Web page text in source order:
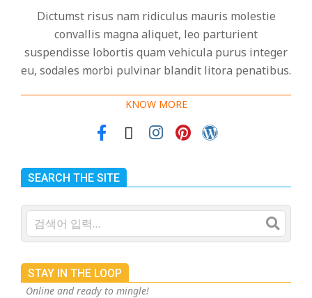
Dictumst risus nam ridiculus mauris molestie
convallis magna aliquet, leo parturient
suspendisse lobortis quam vehicula purus integer
eu, sodales morbi pulvinar blandit litora penatibus.
KNOW MORE
SEARCH THE SITE
검
색
STAY IN THE LOOP
Online and ready to mingle!